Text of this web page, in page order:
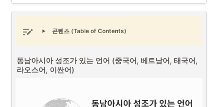
각해보면, 먼저 자신이 하고자 하는 요리와 요리를 같이 즐길 사람들을
고려하고, 시간과 어떠한 주제로 모이는 지에 대해서 확인이 필요합니다.
그리고 냉장고와 주방에 어떠한 물품과 툴이 있는 지를 확인하고
배하여 요리를 완성시키고 요리를 같이 즐길 사람들과 적정한 시간에 적
올림픽 정식 종목
인 효과가 뛰어난 운동입니다. 정신적 효과와 육체적 효과는 다음과 같습
콘텐츠 (Table of Contents)
동남아시아 성조가 있는 언어 (중국어, 베트남어, 태국어,
라오스어, 이싼어)